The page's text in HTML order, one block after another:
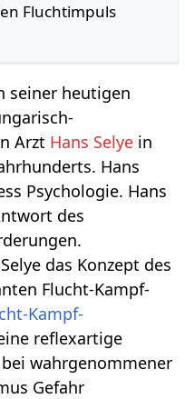
Fluchtimpuls
seiner heutigen
Arzt Hans Selye in
Hans
Psychologie. Hans
des
das Konzept des
Flucht-Kampf-
Kampf-
reflexartige
wahrgenommener
Gefahr